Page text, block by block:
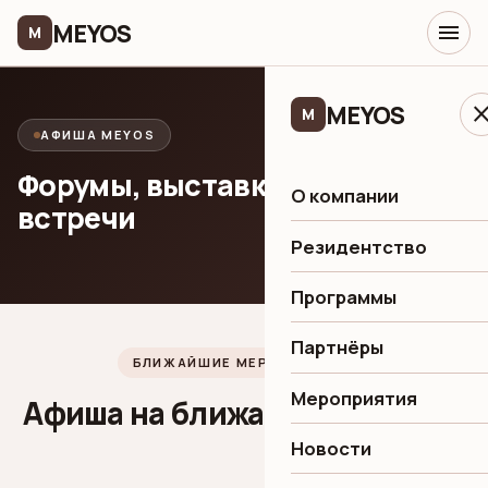
M MEYOS menu
M MEYOS
О компании
Резидентство
Программы
Партнёры
Мероприятия
Новости
АФИША MEYOS
Форумы, выставки и деловые
встречи
БЛИЖАЙШИЕ МЕРОПРИЯТИЯ
Афиша на ближайшие месяцы